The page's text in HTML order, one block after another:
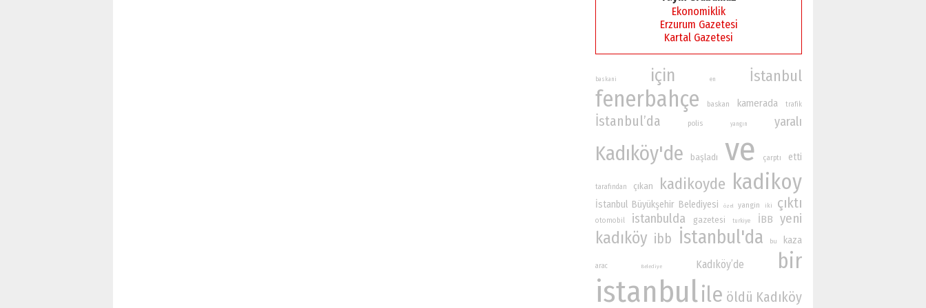
Ekonomiklik
Erzurum Gazetesi
Kartal Gazetesi
baskani için en İstanbul
fenerbahçe baskan kamerada trafik
İstanbul’da polis yangın yaralı
Kadıköy'de başladı ve çarptı etti
tarafından çıkan kadikoyde kadikoy
İstanbul Büyükşehir Belediyesi özel yangin iki çıktı
otomobil istanbulda gazetesi turkiye İBB yeni
kadıköy ibb İstanbul'da bu kaza
arac Belediye Kadıköy’de bir
istanbulile öldü Kadıköy